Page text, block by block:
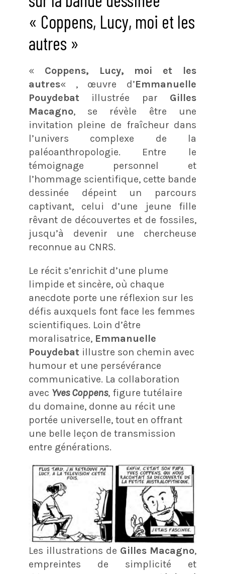
« Coppens, Lucy, moi et les
autres »
« Coppens, Lucy, moi et les
autres« , œuvre d’Emmanuelle
Pouydebatillustrée par Gilles
Macagno, se révèle être une
invitation pleine de fraîcheur dans
l’univers complexe de la
paléoanthropologie. Entre le
témoignage personnel et
l’hommage scientifique, cette bande
dessinée dépeint un parcours
captivant, celui d’une jeune fille
rêvant de découvertes et de fossiles,
jusqu’à devenir une chercheuse
reconnue au CNRS.
Le récit s’enrichit d’une plume
limpide et sincère, où chaque
anecdote porte une réflexion sur les
défis auxquels font face les femmes
scientifiques. Loin d’être
moralisatrice, Emmanuelle
Pouydebatillustre son chemin avec
humour et une persévérance
communicative. La collaboration
avec Yves Coppens, figure tutélaire
du domaine, donne au récit une
portée universelle, tout en offrant
une belle leçon de transmission
entre générations.
Les illustrations de Gilles Macagno,
empreintes de simplicité et